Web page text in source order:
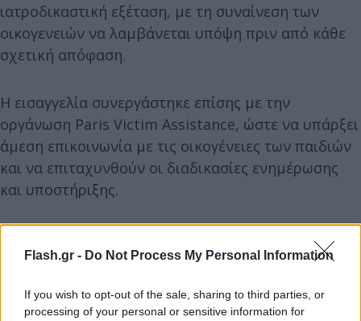
Flash.gr - Do Not Process My Personal Information
If you wish to opt-out of the sale, sharing to third parties, or
processing of your personal or sensitive information for
ιατροδικαστική εξέταση, με τη συναίνεση των
οικογενειών να λαμβάνεται υπόψη πριν από κάθε
σχετική απόφαση.
Η εισαγγελία συνεργάστηκε επίσης με την
οργάνωση Paris Victim Assistance, ώστε να υπάρξει
άμεση επικοινωνία με τις οικογένειες των παιδιών
και να επιταχυνθούν οι διαδικασίες ενημέρωσης
και υποστήριξης.
Πολλαπλές έρευνες σε σχολεία και παιδικούς
σταθμούς
Η εισαγγελέας του Παρισιού, Λορ Μπεκό, έδωσε